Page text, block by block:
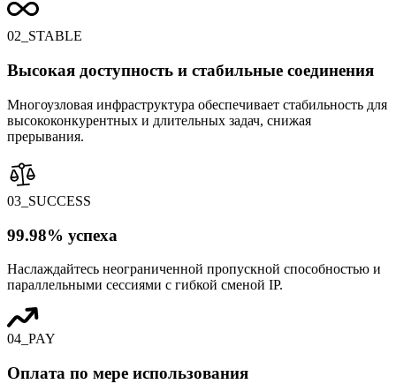
02_STABLE
Высокая доступность и стабильные соединения
Многоузловая инфраструктура обеспечивает стабильность для
высококонкурентных и длительных задач, снижая
прерывания.
03_SUCCESS
99.98% успеха
Наслаждайтесь неограниченной пропускной способностью и
параллельными сессиями с гибкой сменой IP.
04_PAY
Оплата по мере использования